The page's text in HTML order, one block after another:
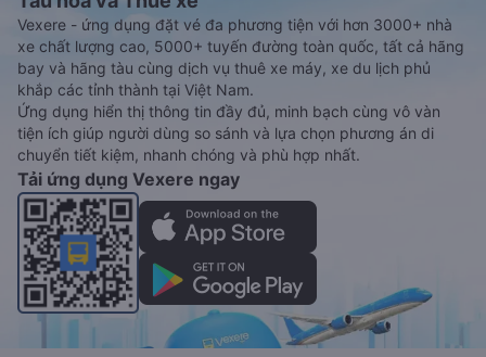
Vexere - ứng dụng đặt vé đa phương tiện với hơn 3000+ nhà
xe chất lượng cao, 5000+ tuyến đường toàn quốc, tất cả hãng
bay và hãng tàu cùng dịch vụ thuê xe máy, xe du lịch phủ
khắp các tỉnh thành tại Việt Nam.
Ứng dụng hiển thị thông tin đầy đủ, minh bạch cùng vô vàn
tiện ích giúp người dùng so sánh và lựa chọn phương án di
chuyển tiết kiệm, nhanh chóng và phù hợp nhất.
Tải ứng dụng Vexere ngay